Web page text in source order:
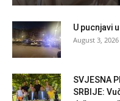
U pucnjavi
August 3, 2026
SVJESNA
SRBIJE: